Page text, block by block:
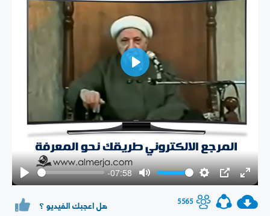
Play
-07:58
Mute
Settings
PIP Enter
Play
5565 هل اعجبك الفيديو ؟